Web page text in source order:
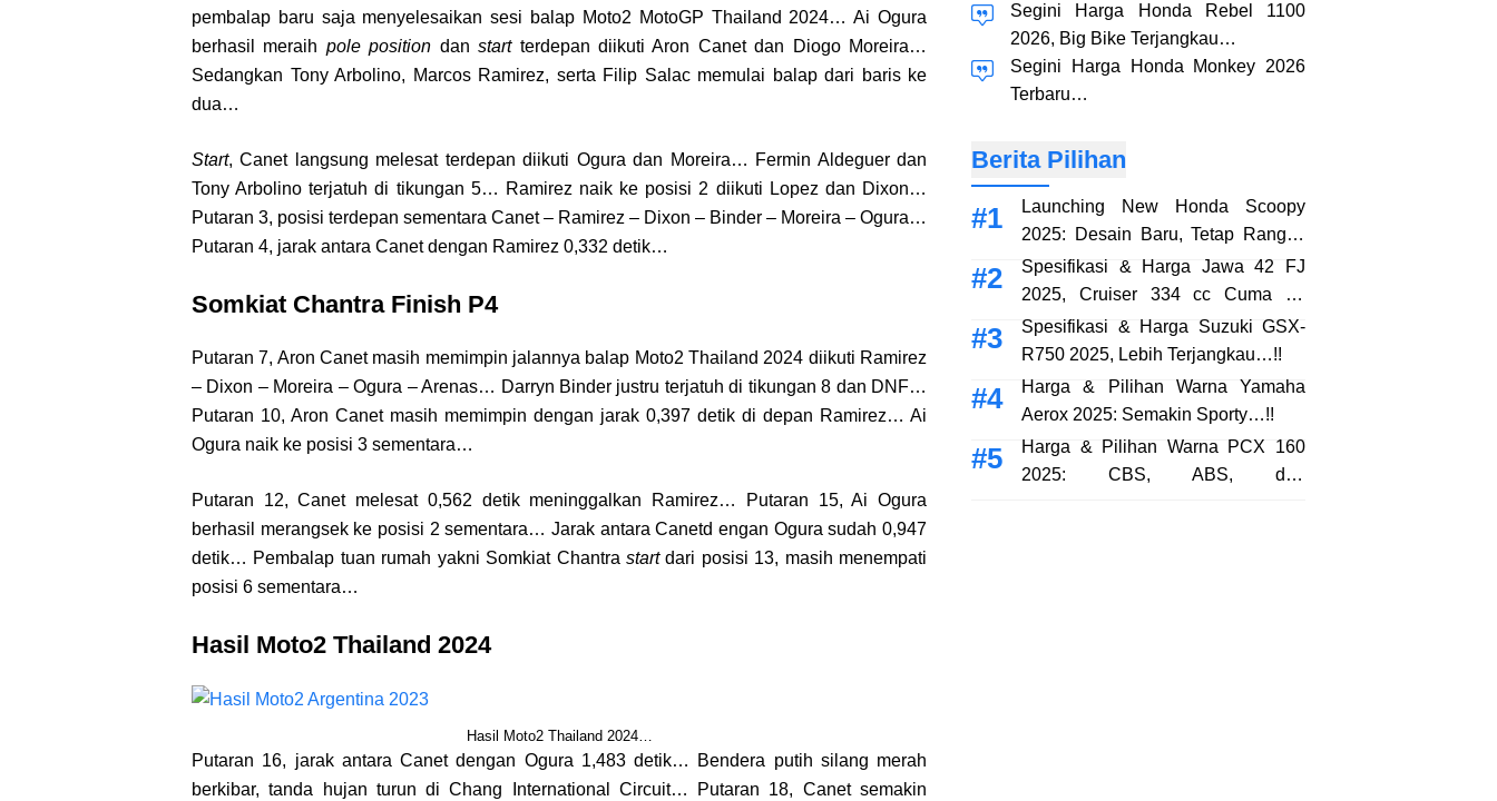
pembalap baru saja menyelesaikan sesi balap Moto2 MotoGP Thailand 2024… Ai Ogura
berhasil meraih pole position danstartterdepan diikuti Aron Canet dan Diogo Moreira…
Sedangkan Tony Arbolino, Marcos Ramirez, serta Filip Salac memulai balap dari baris ke
dua…
Start, Canet langsung melesat terdepan diikuti Ogura dan Moreira… Fermin Aldeguer dan
Tony Arbolino terjatuh di tikungan 5… Ramirez naik ke posisi 2 diikuti Lopez dan Dixon…
Putaran 3, posisi terdepan sementara Canet – Ramirez – Dixon – Binder – Moreira – Ogura…
Putaran 4, jarak antara Canet dengan Ramirez 0,332 detik…
Somkiat Chantra Finish P4
Putaran 7, Aron Canet masih memimpin jalannya balap Moto2 Thailand 2024 diikuti Ramirez
– Dixon – Moreira – Ogura – Arenas… Darryn Binder justru terjatuh di tikungan 8 dan DNF…
Putaran 10, Aron Canet masih memimpin dengan jarak 0,397 detik di depan Ramirez… Ai
Ogura naik ke posisi 3 sementara…
Putaran 12, Canet melesat 0,562 detik meninggalkan Ramirez… Putaran 15, Ai Ogura
berhasil merangsek ke posisi 2 sementara… Jarak antara Canetd engan Ogura sudah 0,947
detik… Pembalap tuan rumah yakni Somkiat Chantra startdari posisi 13, masih menempati
posisi 6 sementara…
Hasil Moto2 Thailand 2024
Hasil Moto2 Thailand 2024…
Putaran 16, jarak antara Canet dengan Ogura 1,483 detik… Bendera putih silang merah
berkibar, tanda hujan turun di Chang International Circuit… Putaran 18, Canet semakin
Segini Harga Honda Rebel 1100
2026, Big Bike Terjangkau…
Segini Harga Honda Monkey 2026
Terbaru…
Berita Pilihan
Launching New Honda Scoopy
2025: Desain Baru, Tetap Rangka
eSAF…!!
Spesifikasi & Harga Jawa 42 FJ
2025, Cruiser 334 cc Cuma 38
Jutaan…!!
Spesifikasi & Harga Suzuki GSX-
R750 2025, Lebih Terjangkau…!!
Harga & Pilihan Warna Yamaha
Aerox 2025: Semakin Sporty…!!
Harga & Pilihan Warna PCX 160
2025: CBS, ABS, dan